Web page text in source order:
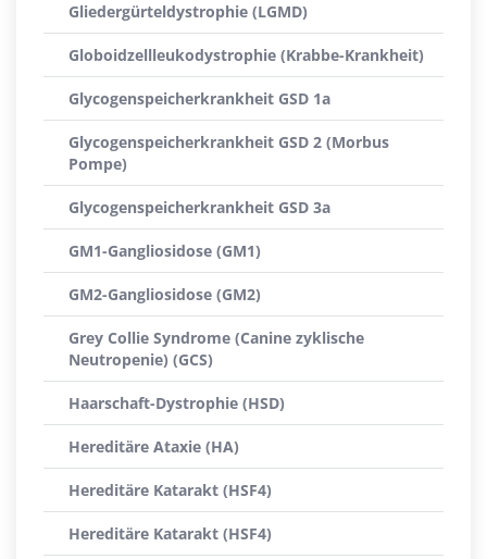
Gliedergürteldystrophie (LGMD)
Globoidzellleukodystrophie (Krabbe-Krankheit)
Glycogenspeicherkrankheit GSD 1a
Glycogenspeicherkrankheit GSD 2 (Morbus
Pompe)
Glycogenspeicherkrankheit GSD 3a
GM1-Gangliosidose (GM1)
GM2-Gangliosidose (GM2)
Grey Collie Syndrome (Canine zyklische
Neutropenie) (GCS)
Haarschaft-Dystrophie (HSD)
Hereditäre Ataxie (HA)
Hereditäre Katarakt (HSF4)
Hereditäre Katarakt (HSF4)